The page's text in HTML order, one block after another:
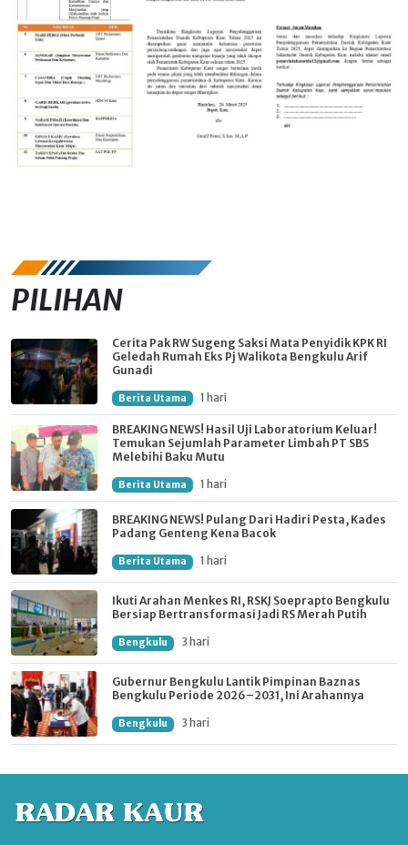
PILIHAN
Cerita Pak RW Sugeng Saksi Mata Penyidik KPK RI
Geledah Rumah Eks Pj Walikota Bengkulu Arif
Gunadi
Berita Utama 1 hari
BREAKING NEWS! Hasil Uji Laboratorium Keluar!
Temukan Sejumlah Parameter Limbah PT SBS
Melebihi Baku Mutu
Berita Utama 1 hari
BREAKING NEWS! Pulang Dari Hadiri Pesta, Kades
Padang Genteng Kena Bacok
Berita Utama 1 hari
Ikuti Arahan Menkes RI, RSKJ Soeprapto Bengkulu
Bersiap Bertransformasi Jadi RS Merah Putih
Bengkulu 3 hari
Gubernur Bengkulu Lantik Pimpinan Baznas
Bengkulu Periode 2026–2031, Ini Arahannya
Bengkulu 3 hari